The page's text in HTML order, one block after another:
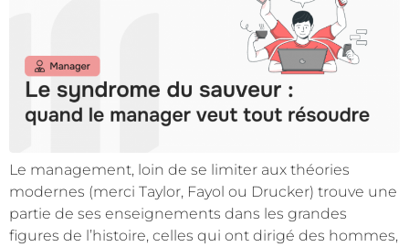
Le management, loin de se limiter aux théories
modernes (merci Taylor, Fayol ou Drucker) trouve une
partie de ses enseignements dans les grandes
figures de l’histoire, celles qui ont dirigé des hommes,